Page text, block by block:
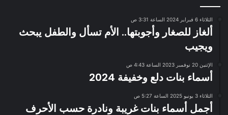
الثلاثاء 6 فبراير 2024 الساعة 3:31 ص
ألغاز للصغار وأجوبتها.. الأم تسأل والطفل يبحث
ويجيب
الإثنين 20 نوفمبر 2023 الساعة 4:43 ص
أسماء بنات دلع وخفيفة 2024
الثلاثاء 3 يونيو 2025 الساعة 5:27 ص
أجمل أسماء بنات غريبة ونادرة حسب الأحرف